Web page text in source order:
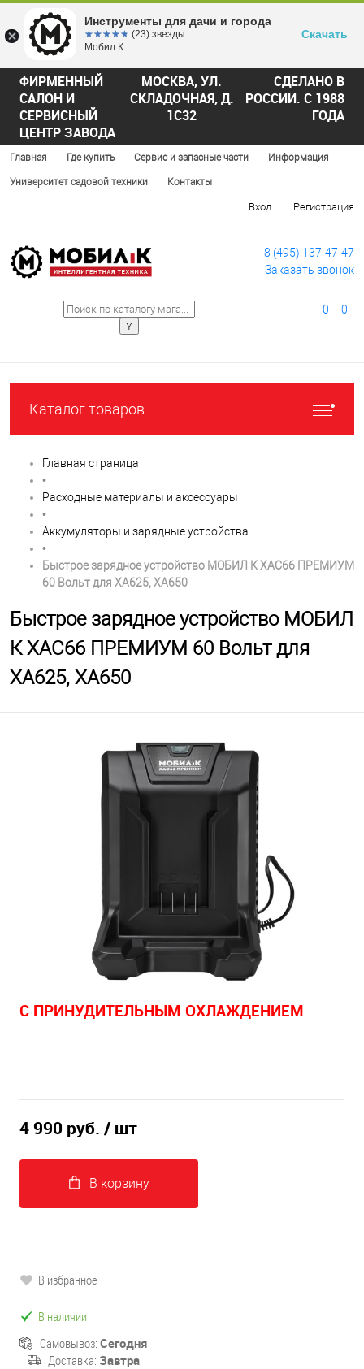
ФИРМЕННЫЙ
САЛОН И
СЕРВИСНЫЙ
ЦЕНТР ЗАВОДА
МОСКВА, УЛ.
СКЛАДОЧНАЯ, Д.
1С32
СДЕЛАНО В
РОССИИ. С 1988
ГОДА
Главная Где купить Сервис и запасные части Информация
Университет садовой техники Контакты
Вход Регистрация
8 (495) 137-47-47
Заказать звонок
0 0
Каталог товаров
Главная страница
•
Расходные материалы и аксессуары
•
Аккумуляторы и зарядные устройства
•
Быстрое зарядное устройство МОБИЛ К XAC66 ПРЕМИУМ
60 Вольт для XA625, XA650
Быстрое зарядное устройство МОБИЛ
К XAC66 ПРЕМИУМ 60 Вольт для
XA625, XA650
С ПРИНУДИТЕЛЬНЫМ ОХЛАЖДЕНИЕМ
4 990 руб. / шт
В корзину
В избранное
В наличии
Самовывоз: Сегодня
Доставка: Завтра
Инструменты для дачи и города
☆☆☆☆☆
★★★★★ (23) звезды
Мобил К
Скачать